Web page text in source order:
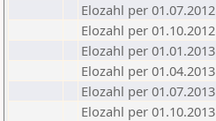
Elozahl per 01.07.2012
Elozahl per 01.10.2012
Elozahl per 01.01.2013
Elozahl per 01.04.2013
Elozahl per 01.07.2013
Elozahl per 01.10.2013